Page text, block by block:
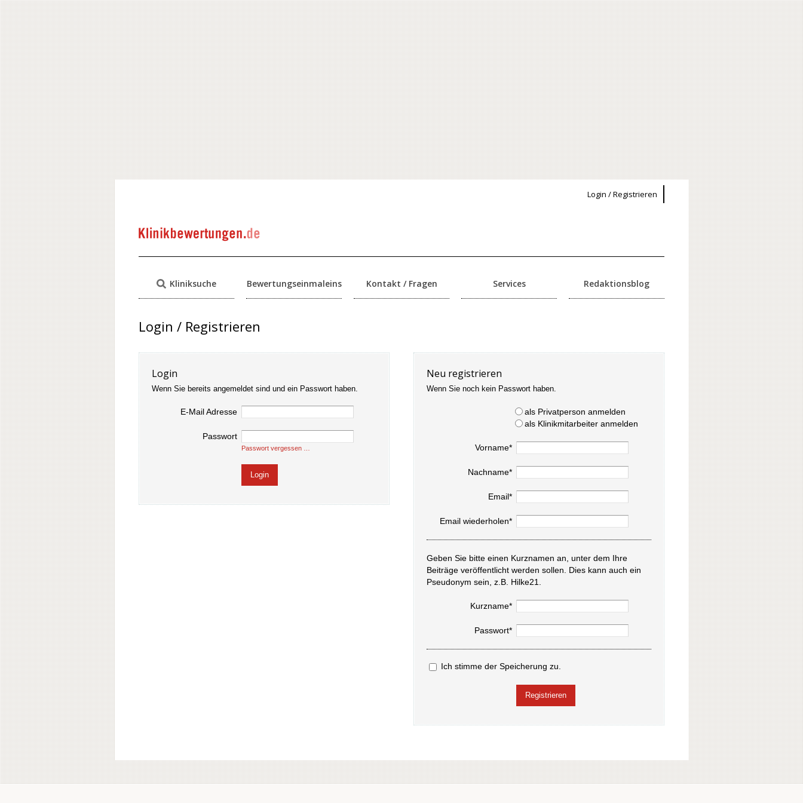
Login / Registrieren
Kliniksuche Bewertungseinmaleins Kontakt / Fragen Services Redaktionsblog
Login / Registrieren
Login
Wenn Sie bereits angemeldet sind und ein Passwort haben.
E-Mail Adresse
Passwort
Passwort vergessen …
Neu registrieren
Wenn Sie noch kein Passwort haben.
als Privatperson anmelden
als Klinikmitarbeiter anmelden
Vorname*
Nachname*
Email*
Email wiederholen*
Geben Sie bitte einen Kurznamen an, unter dem Ihre
Beiträge veröffentlicht werden sollen. Dies kann auch ein
Pseudonym sein, z.B. Hilke21.
Kurzname*
Passwort*
Ich stimme der Speicherung zu.